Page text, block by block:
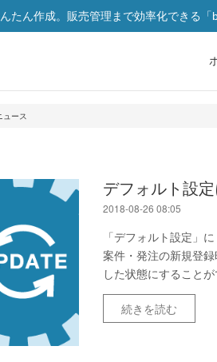
たん作成。販売管理まで効率化できる「
ュース
デフォルト設
2018-08-26 08:05
「デフォルト設定」
案件・発注の新規登
した状態にすることが
続きを読む